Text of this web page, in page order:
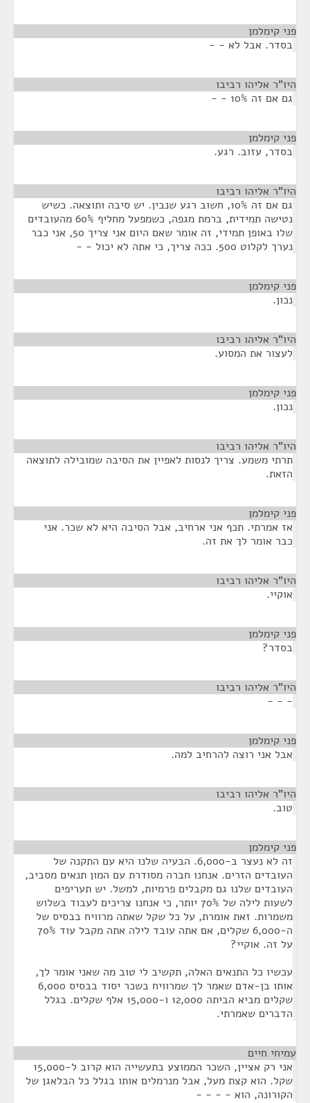
פני קימלמן
בסדר. אבל לא - -
היו"ר אליהו רביבו
גם אם זה 10% - -
פני קימלמן
בסדר, עזוב. רגע.
היו"ר אליהו רביבו
גם אם זה 10%, חשוב רגע שנבין. יש סיבה ותוצאה. כשיש
נטישה תמידית, ברמת מגפה, כשמפעל מחליף 60% מהעובדים
שלו באופן תמידי, זה אומר שאם היום אני צריך 50, אני כבר
נערך לקלוט 500. ככה צריך, כי אתה לא יכול - -
פני קימלמן
נכון.
היו"ר אליהו רביבו
לעצור את המסוע.
פני קימלמן
נכון.
היו"ר אליהו רביבו
תרתי משמע. צריך לנסות לאפיין את הסיבה שמובילה לתוצאה
הזאת.
פני קימלמן
אז אמרתי. תכף אני ארחיב, אבל הסיבה היא לא שכר. אני
כבר אומר לך את זה.
היו"ר אליהו רביבו
אוקיי.
פני קימלמן
בסדר?
היו"ר אליהו רביבו
- - -
פני קימלמן
אבל אני רוצה להרחיב למה.
היו"ר אליהו רביבו
טוב.
פני קימלמן
זה לא נעצר ב-6,000. הבעיה שלנו היא עם התקנה של
העובדים הזרים. אנחנו חברה מסודרת עם המון תנאים מסביב,
העובדים שלנו גם מקבלים פרמיות, למשל. יש תעריפים
לשעות לילה של 70% יותר, כי אנחנו צריכים לעבוד בשלוש
משמרות. זאת אומרת, על כל שקל שאתה מרוויח בבסיס של
ה-6,000 שקלים, אם אתה עובד לילה אתה מקבל עוד 70%
על זה. אוקיי?
עכשיו כל התנאים האלה, תקשיב לי טוב מה שאני אומר לך,
אותו בן-אדם שאמר לך שמרוויח בשכר יסוד בבסיס 6,000
שקלים מביא הביתה 12,000 ו-15,000 אלף שקלים. בגלל
הדברים שאמרתי.
עמיחי חיים
אני רק אציין, השכר הממוצע בתעשייה הוא קרוב ל-15,000
שקל. הוא קצת מעל, אבל מנרמלים אותו בגלל כל הבלאגן של
הקורונה, הוא - - - -